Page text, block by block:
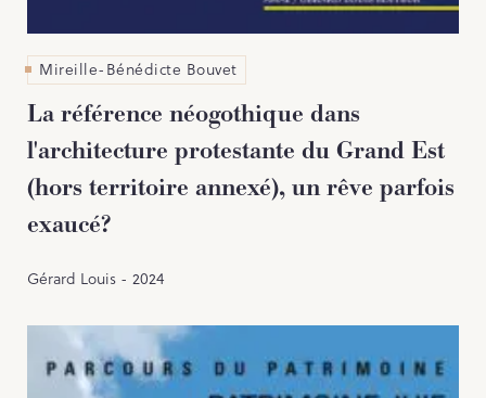
Mireille-Bénédicte Bouvet
La référence néogothique dans
l'architecture protestante du Grand Est
(hors territoire annexé), un rêve parfois
exaucé?
Gérard Louis - 2024